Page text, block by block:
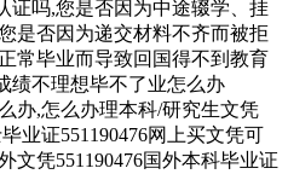
证吗,您是否因为中途辍学、挂
是否因为递交材料不齐而被拒
常毕业而导致回国得不到教育
绩不理想毕不了业怎么办
办,怎么办理本科/研究生文凭
业证551190476网上买文凭可
文凭551190476国外本科毕业证